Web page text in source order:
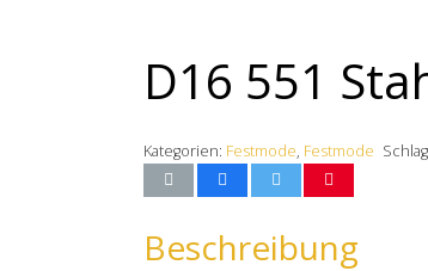
D16 551
Kategorien: Festmode, Festmode
Beschreibung